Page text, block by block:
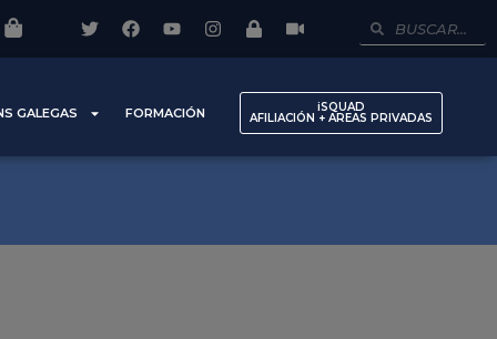
GALEGAS FORMACIÓN iSQUAD
AFILIACIÓN + AREAS PRIVADAS